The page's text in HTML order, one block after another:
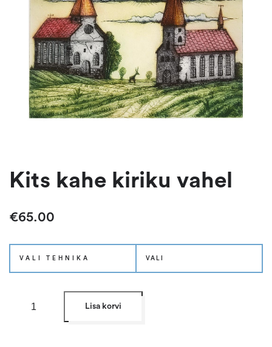
Kits kahe kiriku vahel
€65.00
VALI TEHNIKA
Lisa korvi